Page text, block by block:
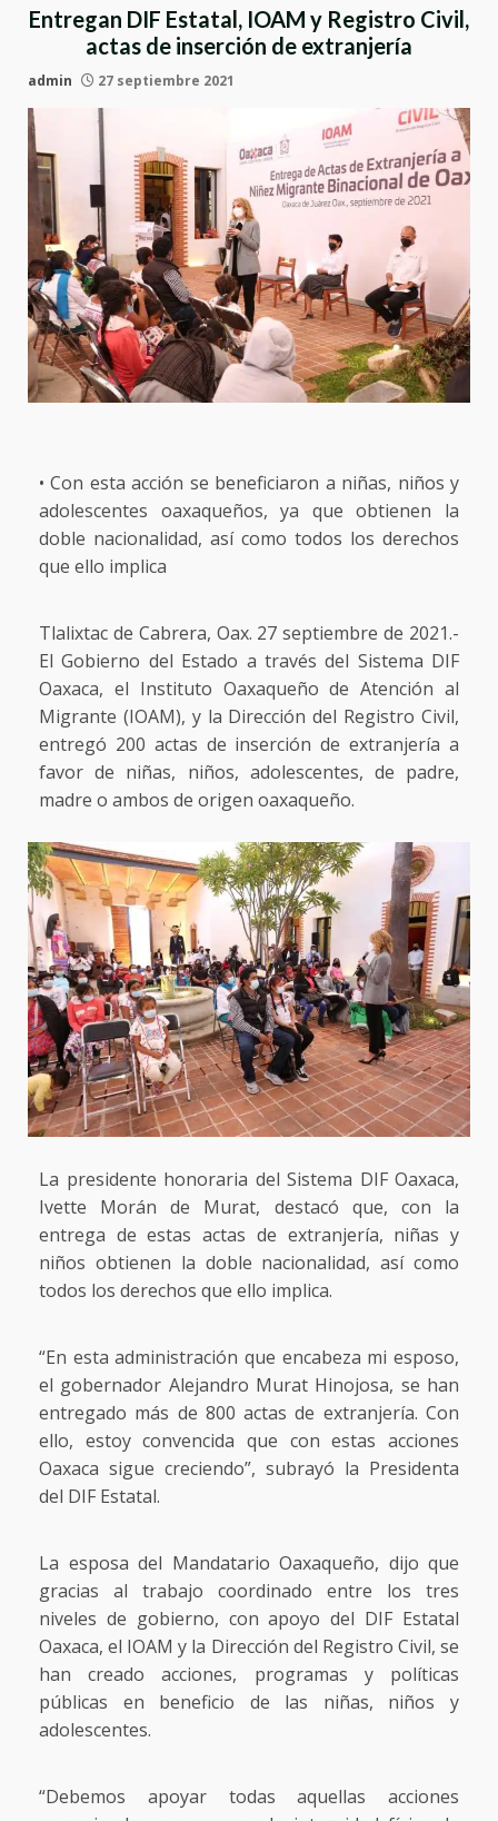
Entregan DIF Estatal, IOAM y Registro Civil,
actas de inserción de extranjería
admin 27 septiembre 2021
• Con esta acción se beneficiaron a niñas, niños y
adolescentes oaxaqueños, ya que obtienen la
doble nacionalidad, así como todos los derechos
que ello implica
Tlalixtac de Cabrera, Oax. 27 septiembre de 2021.-
El Gobierno del Estado a través del Sistema DIF
Oaxaca, el Instituto Oaxaqueño de Atención al
Migrante (IOAM), y la Dirección del Registro Civil,
entregó 200 actas de inserción de extranjería a
favor de niñas, niños, adolescentes, de padre,
madre o ambos de origen oaxaqueño.
La presidente honoraria del Sistema DIF Oaxaca,
Ivette Morán de Murat, destacó que, con la
entrega de estas actas de extranjería, niñas y
niños obtienen la doble nacionalidad, así como
todos los derechos que ello implica.
“En esta administración que encabeza mi esposo,
el gobernador Alejandro Murat Hinojosa, se han
entregado más de 800 actas de extranjería. Con
ello, estoy convencida que con estas acciones
Oaxaca sigue creciendo”, subrayó la Presidenta
del DIF Estatal.
La esposa del Mandatario Oaxaqueño, dijo que
gracias al trabajo coordinado entre los tres
niveles de gobierno, con apoyo del DIF Estatal
Oaxaca, el IOAM y la Dirección del Registro Civil, se
han creado acciones, programas y políticas
públicas en beneficio de las niñas, niños y
adolescentes.
“Debemos apoyar todas aquellas acciones